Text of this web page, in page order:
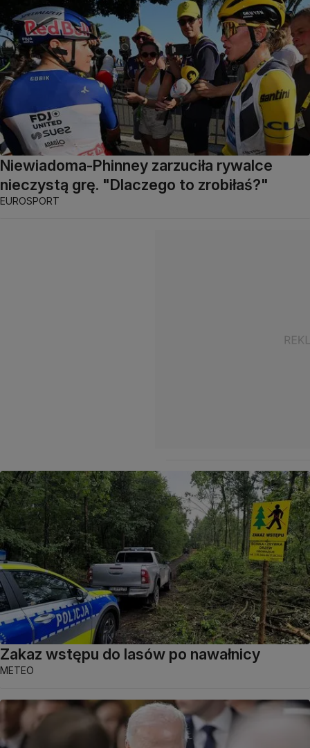
Niewiadoma-Phinney zarzuciła rywalce
nieczystą grę. "Dlaczego to zrobiłaś?"
EUROSPORT
Zakaz wstępu do lasów po nawałnicy
METEO